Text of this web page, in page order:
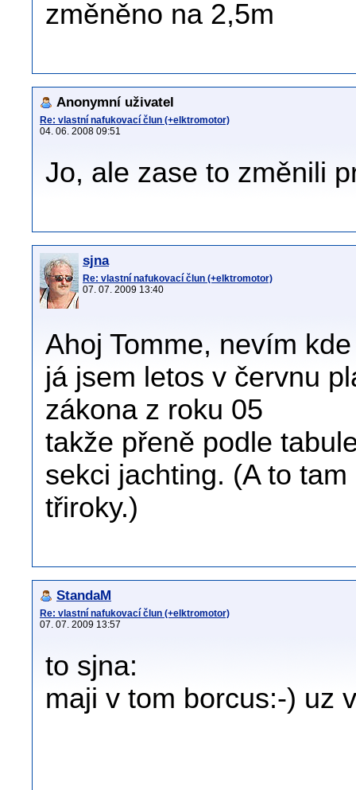
změněno na 2,5m
Anonymní uživatel
Re: vlastní nafukovací člun (+elktromotor)
04. 06. 2008 09:51
Jo, ale zase to změnili
sjna
Re: vlastní nafukovací člun (+elktromotor)
07. 07. 2009 13:40
Ahoj Tomme, nevím
já jsem letos v červnu
zákona z roku 05
takže přeně podle
sekci jachting. (A to
třiroky.)
StandaM
Re: vlastní nafukovací člun (+elktromotor)
07. 07. 2009 13:57
to sjna:
maji v tom borcus:-) uz